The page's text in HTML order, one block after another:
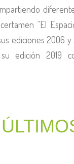
“El
ediciones 2006 y
edición 2019